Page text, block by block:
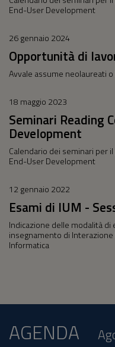
End-User Development
26 gennaio 2024
Opportunità di
Avvale assume neolaureati
18 maggio 2023
Seminari Reading
Development
Calendario dei seminari per
End-User Development
12 gennaio 2022
Esami di IUM -
Indicazione delle modalità
insegnamento di Interazione
Informatica
AGENDA